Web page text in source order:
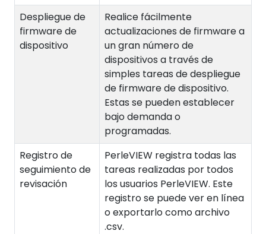
Despliegue de
firmware de
dispositivo
Realice fácilmente
actualizaciones de firmware a
un gran número de
dispositivos a través de
simples tareas de despliegue
de firmware de dispositivo.
Estas se pueden establecer
bajo demanda o
programadas.
Registro de
seguimiento de
revisación
PerleVIEW registra todas las
tareas realizadas por todos
los usuarios PerleVIEW. Este
registro se puede ver en línea
o exportarlo como archivo
.csv.